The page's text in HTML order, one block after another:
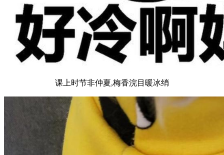
课上时节非仲夏,梅香浣目暖冰绡